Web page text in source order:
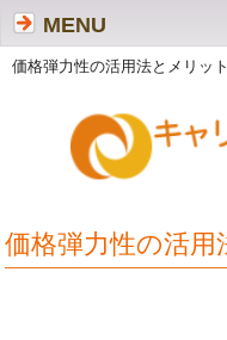
価格弾力性の活用法とメリッ
MENU
価格弾力性の活